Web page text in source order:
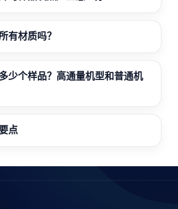
有材质吗？
少个样品？高通量机型和普通机
点